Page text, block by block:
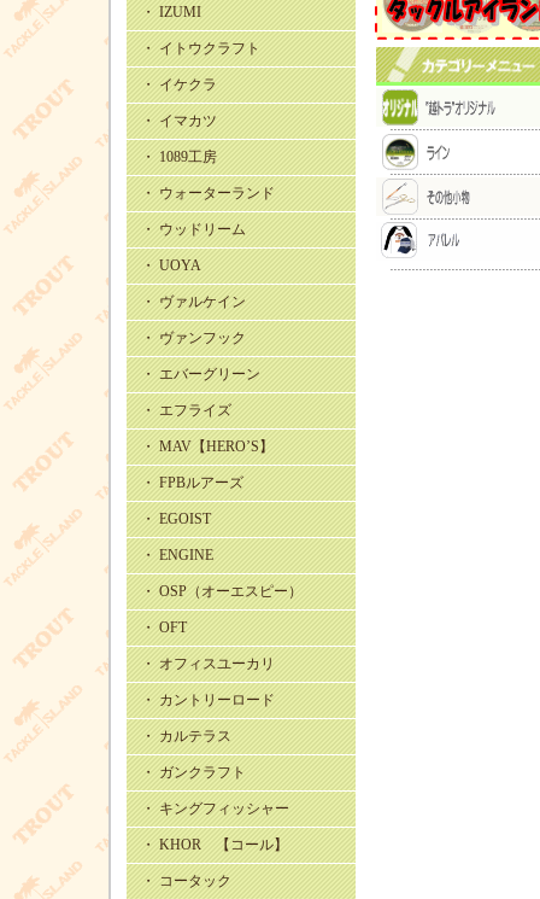
・ IZUMI
・ イトウクラフト
・ イケクラ
・ イマカツ
・ 1089工房
・ ウォーターランド
・ ウッドリーム
・ UOYA
・ ヴァルケイン
・ ヴァンフック
・ エバーグリーン
・ エフライズ
・ MAV【HERO’S】
・ FPBルアーズ
・ EGOIST
・ ENGINE
・ OSP（オーエスピー）
・ OFT
・ オフィスユーカリ
・ カントリーロード
・ カルテラス
・ ガンクラフト
・ キングフィッシャー
・ KHOR 【コール】
・ コータック